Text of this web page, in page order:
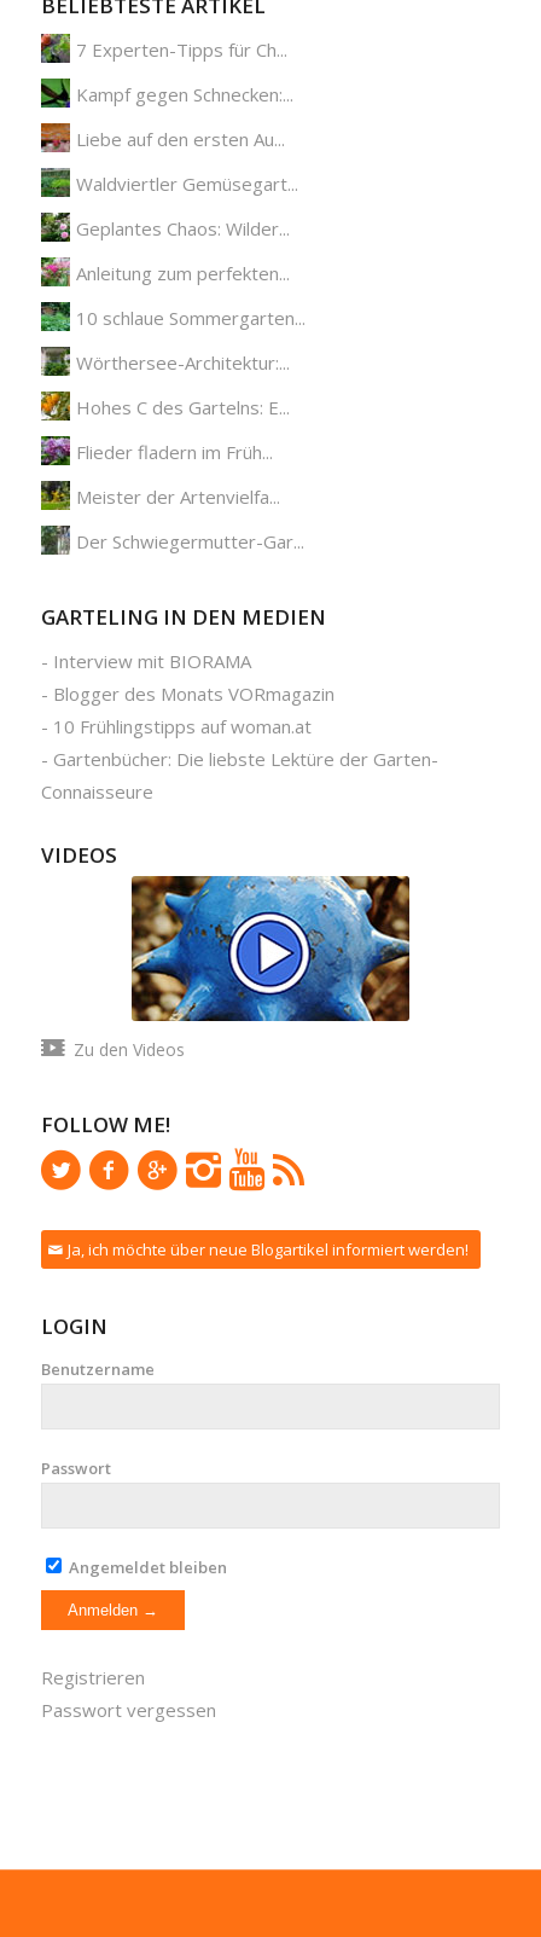
BELIEBTESTE ARTIKEL
7 Experten-Tipps für Ch...
Kampf gegen Schnecken:...
Liebe auf den ersten Au...
Waldviertler Gemüsegart...
Geplantes Chaos: Wilder...
Anleitung zum perfekten...
10 schlaue Sommergarten...
Wörthersee-Architektur:...
Hohes C des Gartelns: E...
Flieder fladern im Früh...
Meister der Artenvielfa...
Der Schwiegermutter-Gar...
GARTELING IN DEN MEDIEN
- Interview mit BIORAMA
- Blogger des Monats VORmagazin
- 10 Frühlingstipps auf woman.at
- Gartenbücher: Die liebste Lektüre der Garten-
Connaisseure
VIDEOS
Zu den Videos
FOLLOW ME!
Ja, ich möchte über neue Blogartikel informiert werden!
LOGIN
Benutzername
Passwort
Angemeldet bleiben
Registrieren
Passwort vergessen